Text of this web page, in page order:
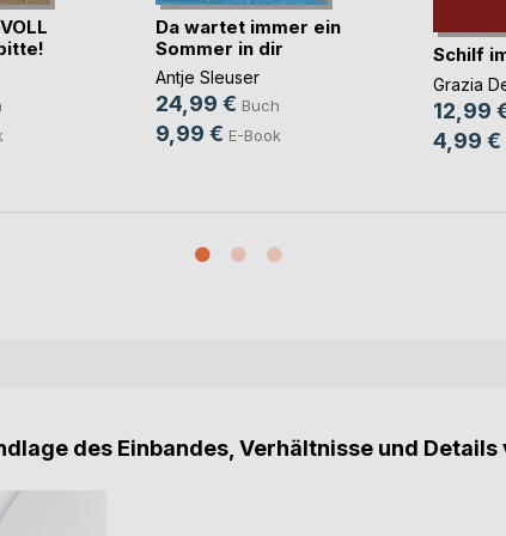
Da wartet immer ein
Sommer in dir
Antje Sleuser
24,99 € Buch
9,99 € E-Book
Schilf
Grazia
12,99
4,99 €
des Einbandes, Verhältnisse und